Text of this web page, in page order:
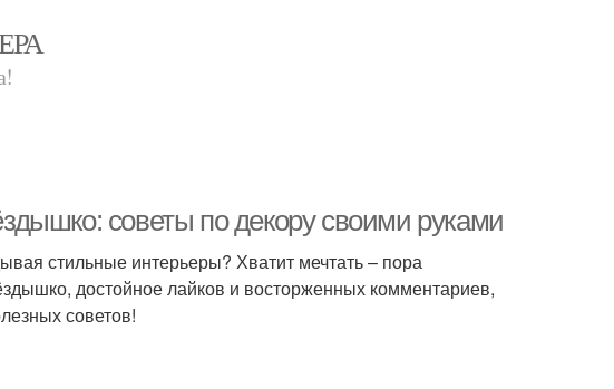
советы по декору своими руками
стильные интерьеры? Хватит мечтать – пора
достойное лайков и восторженных комментариев,
советов!